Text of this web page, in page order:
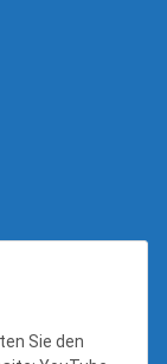
Sie den